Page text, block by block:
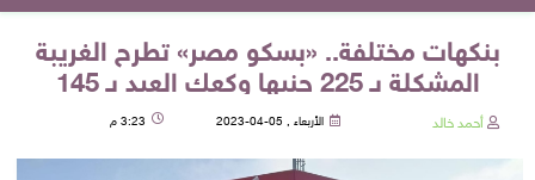
بنكهات مختلفة.. «بسكو مصر» تطرح الغريبة
المشكلة بـ 225 جنيها وكعك العيد بـ 145
أحمد خالد الأربعاء , 05-04-2023 3:23 م